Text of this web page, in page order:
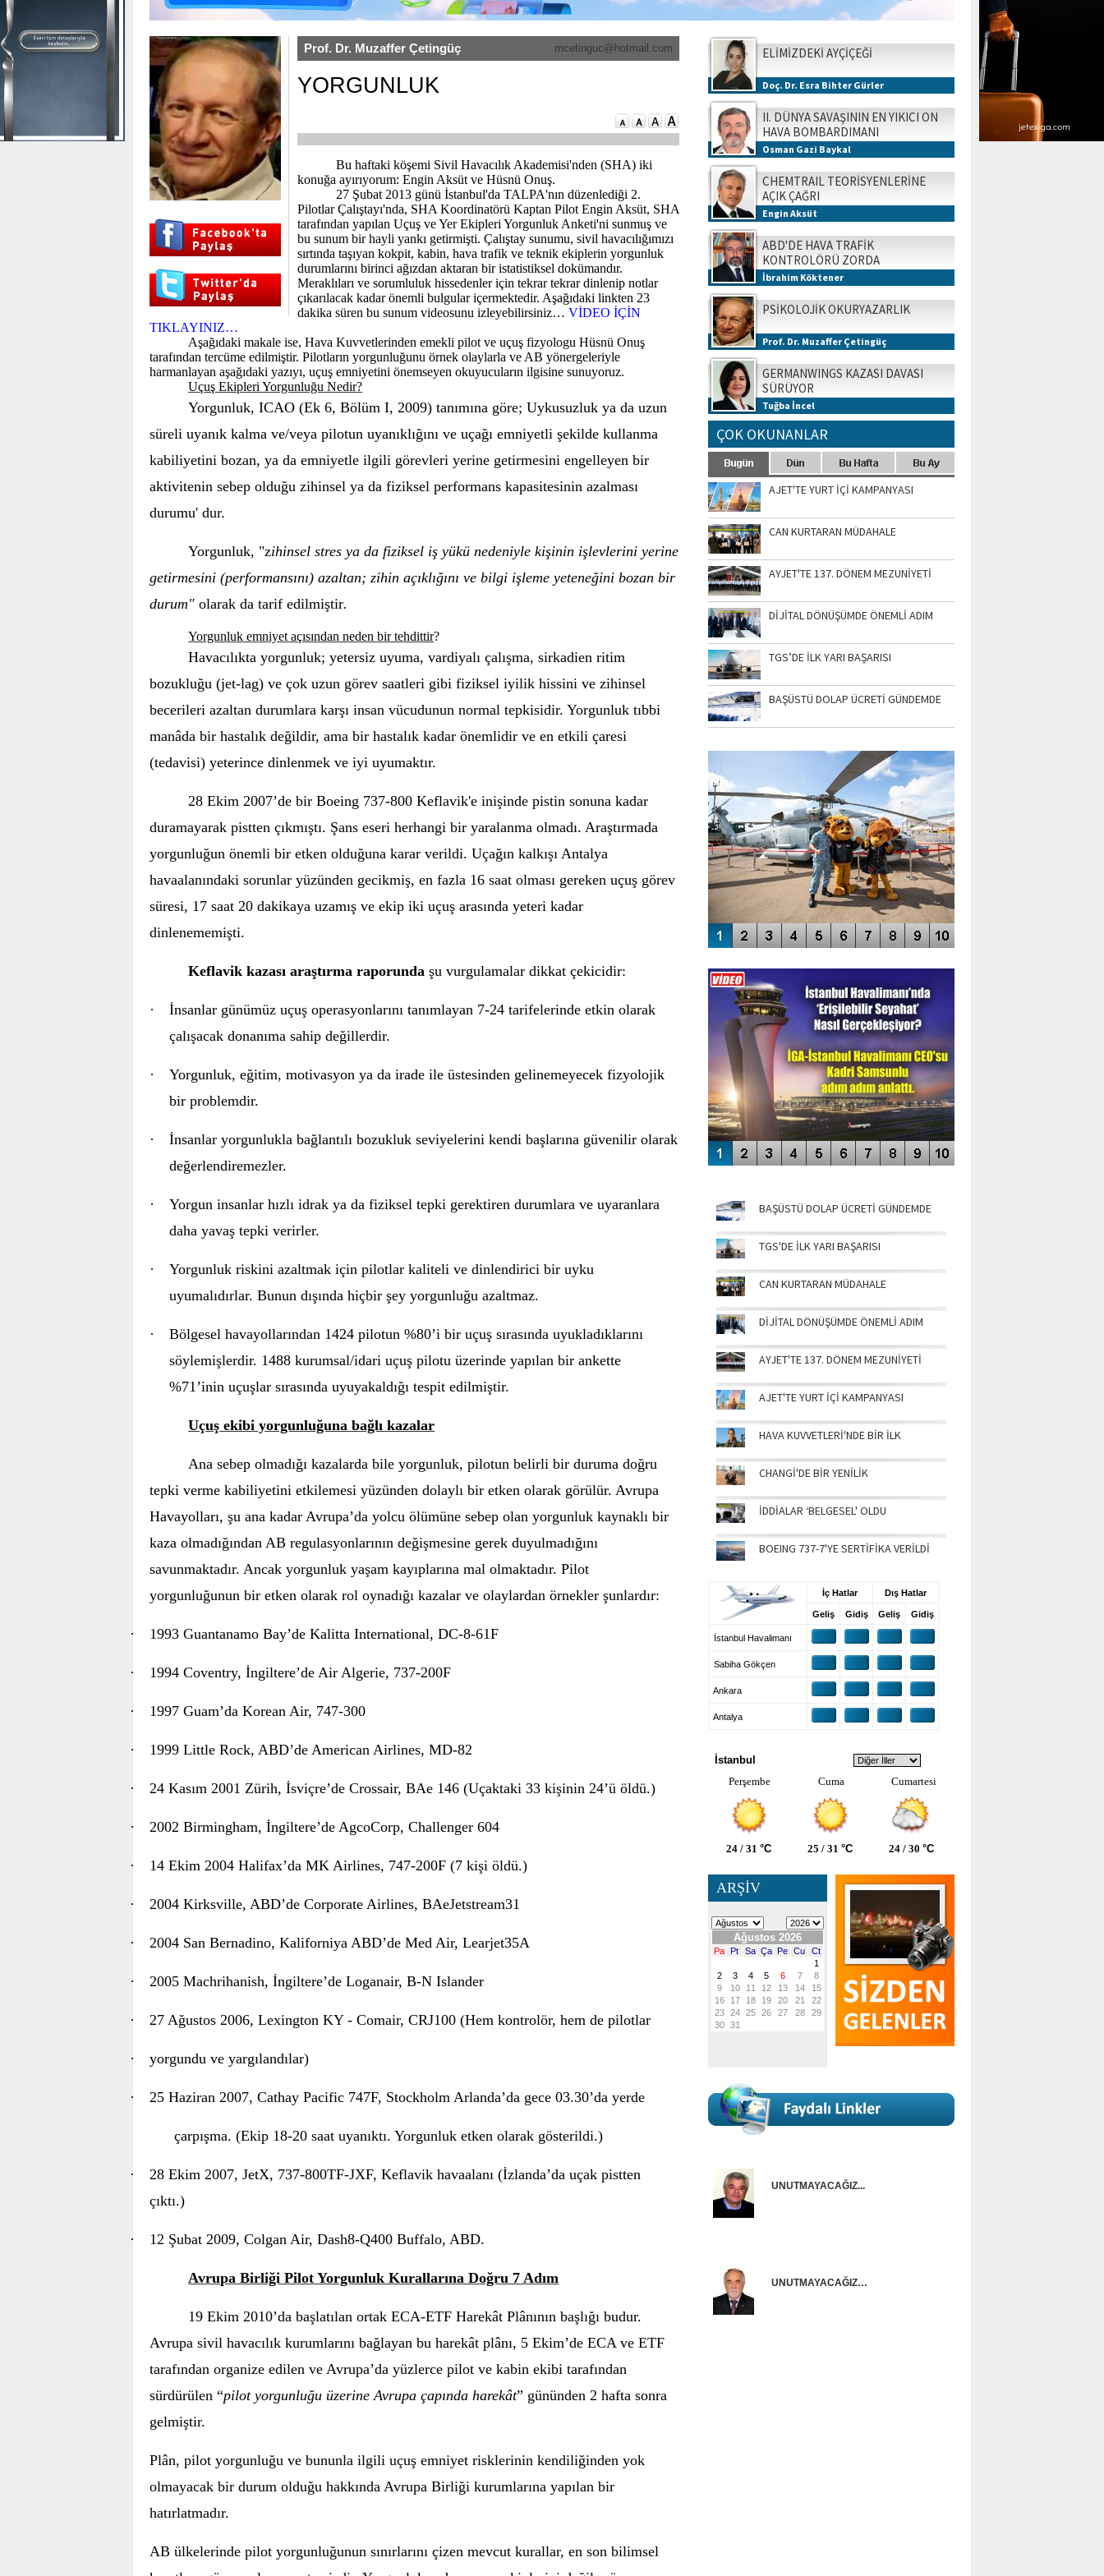
Prof. Dr. Muzaffer Çetingüç mcetinguc@hotmail.com
YORGUNLUK
Bu haftaki köşemi Sivil Havacılık Akademisi'nden (SHA) iki
konuğa ayırıyorum: Engin Aksüt ve Hüsnü Onuş.
27 Şubat 2013 günü İstanbul'da TALPA'nın düzenlediği 2.
Pilotlar Çalıştayı'nda, SHA Koordinatörü Kaptan Pilot Engin Aksüt, SHA
tarafından yapılan Uçuş ve Yer Ekipleri Yorgunluk Anketi'ni sunmuş ve
bu sunum bir hayli yankı getirmişti. Çalıştay sunumu, sivil havacılığımızı
sırtında taşıyan kokpit, kabin, hava trafik ve teknik ekiplerin yorgunluk
durumlarını birinci ağızdan aktaran bir istatistiksel dokümandır.
Meraklıları ve sorumluluk hissedenler için tekrar tekrar dinlenip notlar
çıkarılacak kadar önemli bulgular içermektedir. Aşağıdaki linkten 23
dakika süren bu sunum videosunu izleyebilirsiniz… VİDEO İÇİN
TIKLAYINIZ…
Aşağıdaki makale ise, Hava Kuvvetlerinden emekli pilot ve uçuş fizyologu Hüsnü Onuş
tarafından tercüme edilmiştir. Pilotların yorgunluğunu örnek olaylarla ve AB yönergeleriyle
harmanlayan aşağıdaki yazıyı, uçuş emniyetini önemseyen okuyucuların ilgisine sunuyoruz.
Uçuş Ekipleri Yorgunluğu Nedir?
Yorgunluk, ICAO (Ek 6, Bölüm I, 2009) tanımına göre;Uykusuzluk ya da uzun
süreli uyanık kalma ve/veya pilotun uyanıklığını ve uçağı emniyetli şekilde kullanma
kabiliyetini bozan, ya da emniyetle ilgili görevleri yerine getirmesini engelleyen bir
aktivitenin sebep olduğu zihinsel ya da fiziksel performans kapasitesinin azalması
durumu' dur.
Yorgunluk, "zihinsel stres ya da fiziksel iş yükü nedeniyle kişinin işlevlerini yerine
getirmesini (performansını) azaltan; zihin açıklığını ve bilgi işleme yeteneğini bozan bir
durum" olarak da tarif edilmiştir.
Yorgunluk emniyet açısından neden bir tehdittir?
Havacılıkta yorgunluk; yetersiz uyuma, vardiyalı çalışma, sirkadien ritim
bozukluğu (jet-lag) ve çok uzun görev saatleri gibi fiziksel iyilik hissini ve zihinsel
becerileri azaltan durumlara karşı insan vücudunun normal tepkisidir. Yorgunluk tıbbi
manâda bir hastalık değildir, ama bir hastalık kadar önemlidir ve en etkili çaresi
(tedavisi) yeterince dinlenmek ve iyi uyumaktır.
28 Ekim 2007’de bir Boeing 737-800 Keflavik'e inişinde pistin sonuna kadar
duramayarak pistten çıkmıştı. Şans eseri herhangi bir yaralanma olmadı. Araştırmada
yorgunluğun önemli bir etken olduğuna karar verildi. Uçağın kalkışı Antalya
havaalanındaki sorunlar yüzünden gecikmiş, en fazla 16 saat olması gereken uçuş görev
süresi, 17 saat 20 dakikaya uzamış ve ekip iki uçuş arasında yeteri kadar
dinlenememişti.
Keflavikkazası araştırma raporunda şu vurgulamalar dikkat çekicidir:
·
İnsanlar günümüz uçuş operasyonlarını tanımlayan 7-24 tarifelerinde etkin olarak
çalışacak donanıma sahip değillerdir.
·
Yorgunluk, eğitim, motivasyon ya da irade ile üstesinden gelinemeyecek fizyolojik
bir problemdir.
·
İnsanlar yorgunlukla bağlantılı bozukluk seviyelerini kendi başlarına güvenilir olarak
değerlendiremezler.
·
Yorgun insanlar hızlı idrak ya da fiziksel tepki gerektiren durumlara ve uyaranlara
daha yavaş tepki verirler.
·
Yorgunluk riskini azaltmak için pilotlar kaliteli ve dinlendirici bir uyku
uyumalıdırlar. Bunun dışında hiçbir şey yorgunluğu azaltmaz.
·
Bölgesel havayollarından 1424 pilotun %80’i bir uçuş sırasında uyukladıklarını
söylemişlerdir. 1488 kurumsal/idari uçuş pilotu üzerinde yapılan bir ankette
%71’inin uçuşlar sırasında uyuyakaldığı tespit edilmiştir.
Uçuş ekibi yorgunluğuna bağlı kazalar
Ana sebep olmadığı kazalarda bile yorgunluk, pilotun belirli bir duruma doğru
tepki verme kabiliyetini etkilemesi yüzünden dolaylı bir etken olarak görülür. Avrupa
Havayolları, şu ana kadar Avrupa’da yolcu ölümüne sebep olan yorgunluk kaynaklı bir
kaza olmadığından AB regulasyonlarının değişmesine gerek duyulmadığını
savunmaktadır. Ancak yorgunluk yaşam kayıplarına mal olmaktadır. Pilot
yorgunluğunun bir etken olarak rol oynadığı kazalar ve olaylardan örnekler şunlardır:
· 1993 Guantanamo Bay’de Kalitta International, DC-8-61F
· 1994 Coventry, İngiltere’de Air Algerie, 737-200F
· 1997 Guam’da Korean Air, 747-300
· 1999 Little Rock, ABD’de American Airlines, MD-82
· 24 Kasım 2001 Zürih, İsviçre’de Crossair, BAe 146 (Uçaktaki 33 kişinin 24’ü öldü.)
· 2002 Birmingham, İngiltere’de AgcoCorp, Challenger 604
· 14 Ekim 2004 Halifax’da MK Airlines, 747-200F (7 kişi öldü.)
· 2004 Kirksville, ABD’de Corporate Airlines, BAeJetstream31
· 2004 San Bernadino, Kaliforniya ABD’de Med Air, Learjet35A
· 2005 Machrihanish, İngiltere’de Loganair, B-N Islander
· 27 Ağustos 2006, Lexington KY - Comair, CRJ100 (Hem kontrolör, hem de pilotlar
· yorgundu ve yargılandılar)
· 25 Haziran 2007, Cathay Pacific 747F, Stockholm Arlanda’da gece 03.30’da yerde
çarpışma. (Ekip 18-20 saat uyanıktı. Yorgunluk etken olarak gösterildi.)
·
28 Ekim 2007, JetX, 737-800TF-JXF, Keflavik havaalanı (İzlanda’da uçak pistten
çıktı.)
· 12 Şubat 2009, Colgan Air, Dash8-Q400 Buffalo, ABD.
Avrupa Birliği Pilot Yorgunluk Kurallarına Doğru 7 Adım
19 Ekim 2010’da başlatılan ortak ECA-ETF Harekât Plânının başlığı budur.
Avrupa sivil havacılık kurumlarını bağlayan bu harekât plânı, 5 Ekim’de ECA ve ETF
tarafından organize edilen ve Avrupa’da yüzlerce pilot ve kabin ekibi tarafından
sürdürülen “pilot yorgunluğu üzerine Avrupa çapında harekât” gününden 2 hafta sonra
gelmiştir.
Plân, pilot yorgunluğu ve bununla ilgili uçuş emniyet risklerinin kendiliğinden yok
olmayacak bir durum olduğu hakkında Avrupa Birliği kurumlarına yapılan bir
hatırlatmadır.
AB ülkelerinde pilot yorgunluğunun sınırlarını çizen mevcut kurallar, en son bilimsel
ELİMİZDEKİ AYÇİÇEĞİ
Doç. Dr. Esra Bihter Gürler
II. DÜNYA SAVAŞININ EN YIKICI ON
HAVA BOMBARDIMANI
Osman Gazi Baykal
CHEMTRAIL TEORİSYENLERİNE
AÇIK ÇAĞRI
Engin Aksüt
ABD'DE HAVA TRAFİK
KONTROLÖRÜ ZORDA
İbrahim Köktener
PSİKOLOJİK OKURYAZARLIK
Prof. Dr. Muzaffer Çetingüç
GERMANWINGS KAZASI DAVASI
SÜRÜYOR
Tuğba İncel
ÇOK OKUNANLAR
AJET'TE YURT İÇİ KAMPANYASI
CAN KURTARAN MÜDAHALE
AYJET'TE 137. DÖNEM MEZUNİYETİ
DİJİTAL DÖNÜŞÜMDE ÖNEMLİ ADIM
TGS’DE İLK YARI BAŞARISI
BAŞÜSTÜ DOLAP ÜCRETİ GÜNDEMDE
SİNGAPUR AIRSHOW-2020
ENGELLERİN AŞILDIĞI HAVALİMANI
BAŞÜSTÜ DOLAP ÜCRETİ GÜNDEMDE
TGS'DE İLK YARI BAŞARISI
CAN KURTARAN MÜDAHALE
DİJİTAL DÖNÜŞÜMDE ÖNEMLİ ADIM
AYJET'TE 137. DÖNEM MEZUNİYETİ
AJET'TE YURT İÇİ KAMPANYASI
HAVA KUVVETLERİ'NDE BİR İLK
CHANGİ'DE BİR YENİLİK
İDDİALAR ‘BELGESEL' OLDU
BOEING 737-7'YE SERTİFİKA VERİLDİ
İç Hatlar Dış Hatlar
Geliş Gidiş Geliş Gidiş
İstanbul Havalimanı
Sabiha Gökçen
Ankara
Antalya
İstanbul
Perşembe
Cuma Cumartesi
24 / 31 °C 25 / 31 °C 24 / 30 °C
ARŞİV
UNUTMAYACAĞIZ...
UNUTMAYACAĞIZ…